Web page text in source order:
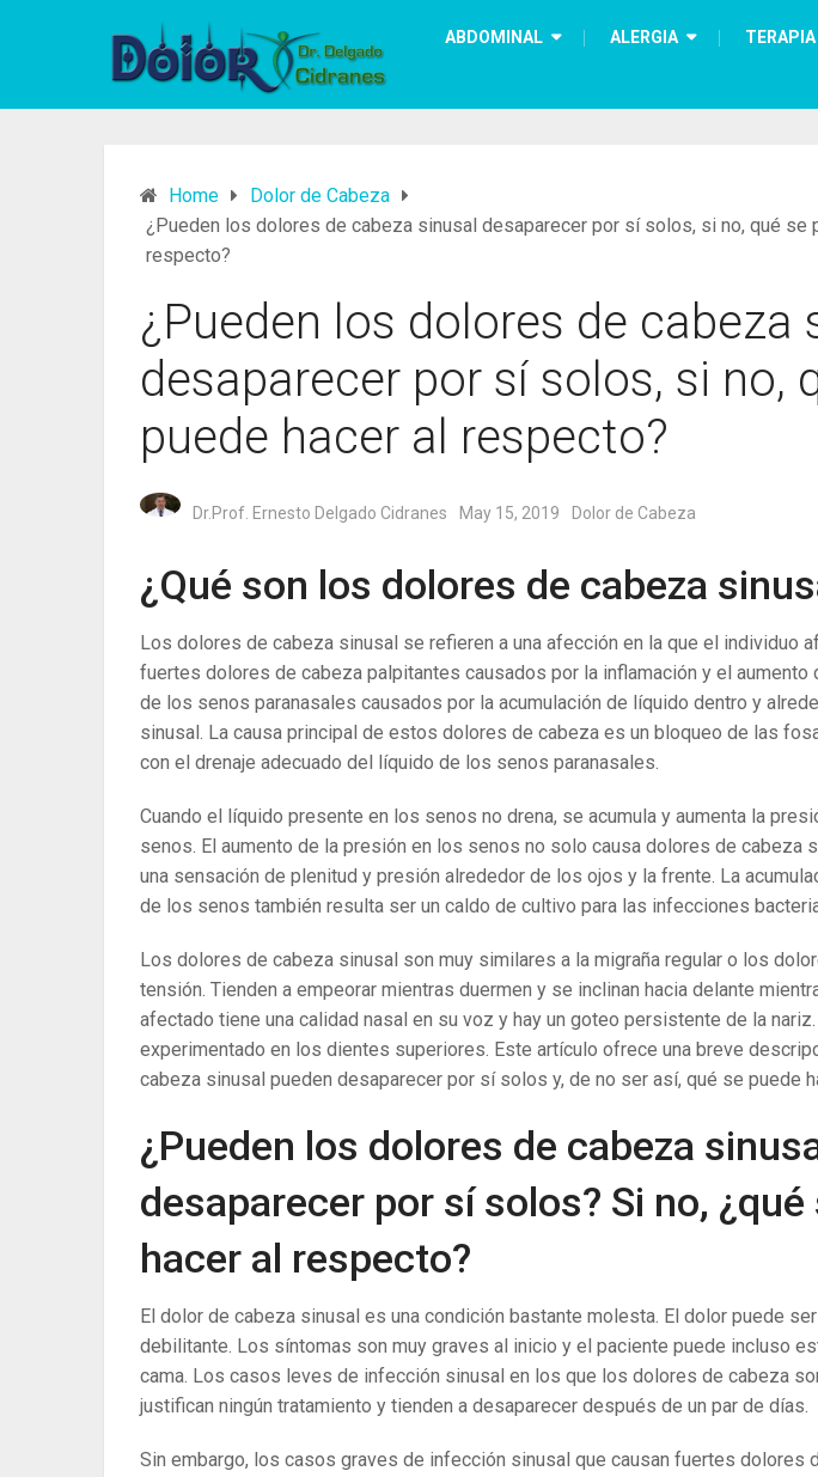
ABDOMINAL ALERGIA TERAPIA
Home
Dolor de Cabeza
¿Pueden los dolores de cabeza sinusal desaparecer por sí solos, si no, qué se
respecto?
¿Pueden los dolores de cabeza
desaparecer por sí solos, si no,
puede hacer al respecto?
Dr.Prof. Ernesto Delgado Cidranes May 15, 2019 Dolor de Cabeza
¿Qué son los dolores de cabeza
Los dolores de cabeza sinusal se refieren a una afección en la que el individuo
fuertes dolores de cabeza palpitantes causados ​​por la inflamación y el aumento
de los senos paranasales causados ​​por la acumulación de líquido dentro y
sinusal. La causa principal de estos dolores de cabeza es un bloqueo de las
con el drenaje adecuado del líquido de los senos paranasales.
Cuando el líquido presente en los senos no drena, se acumula y aumenta la
senos. El aumento de la presión en los senos no solo causa dolores de cabeza
una sensación de plenitud y presión alrededor de los ojos y la frente. La
de los senos también resulta ser un caldo de cultivo para las infecciones
Los dolores de cabeza sinusal son muy similares a la migraña regular o los
tensión. Tienden a empeorar mientras duermen y se inclinan hacia delante
afectado tiene una calidad nasal en su voz y hay un goteo persistente de la
experimentado en los dientes superiores. Este artículo ofrece una breve
cabeza sinusal pueden desaparecer por sí solos y, de no ser así, qué se puede
¿Pueden los dolores de cabeza
desaparecer por sí solos? Si no, ¿qué
hacer al respecto?
El dolor de cabeza sinusal es una condición bastante molesta. El dolor puede
debilitante. Los síntomas son muy graves al inicio y el paciente puede incluso
cama. Los casos leves de infección sinusal en los que los dolores de cabeza
justifican ningún tratamiento y tienden a desaparecer después de un par de días.
Sin embargo, los casos graves de infección sinusal que causan fuertes dolores